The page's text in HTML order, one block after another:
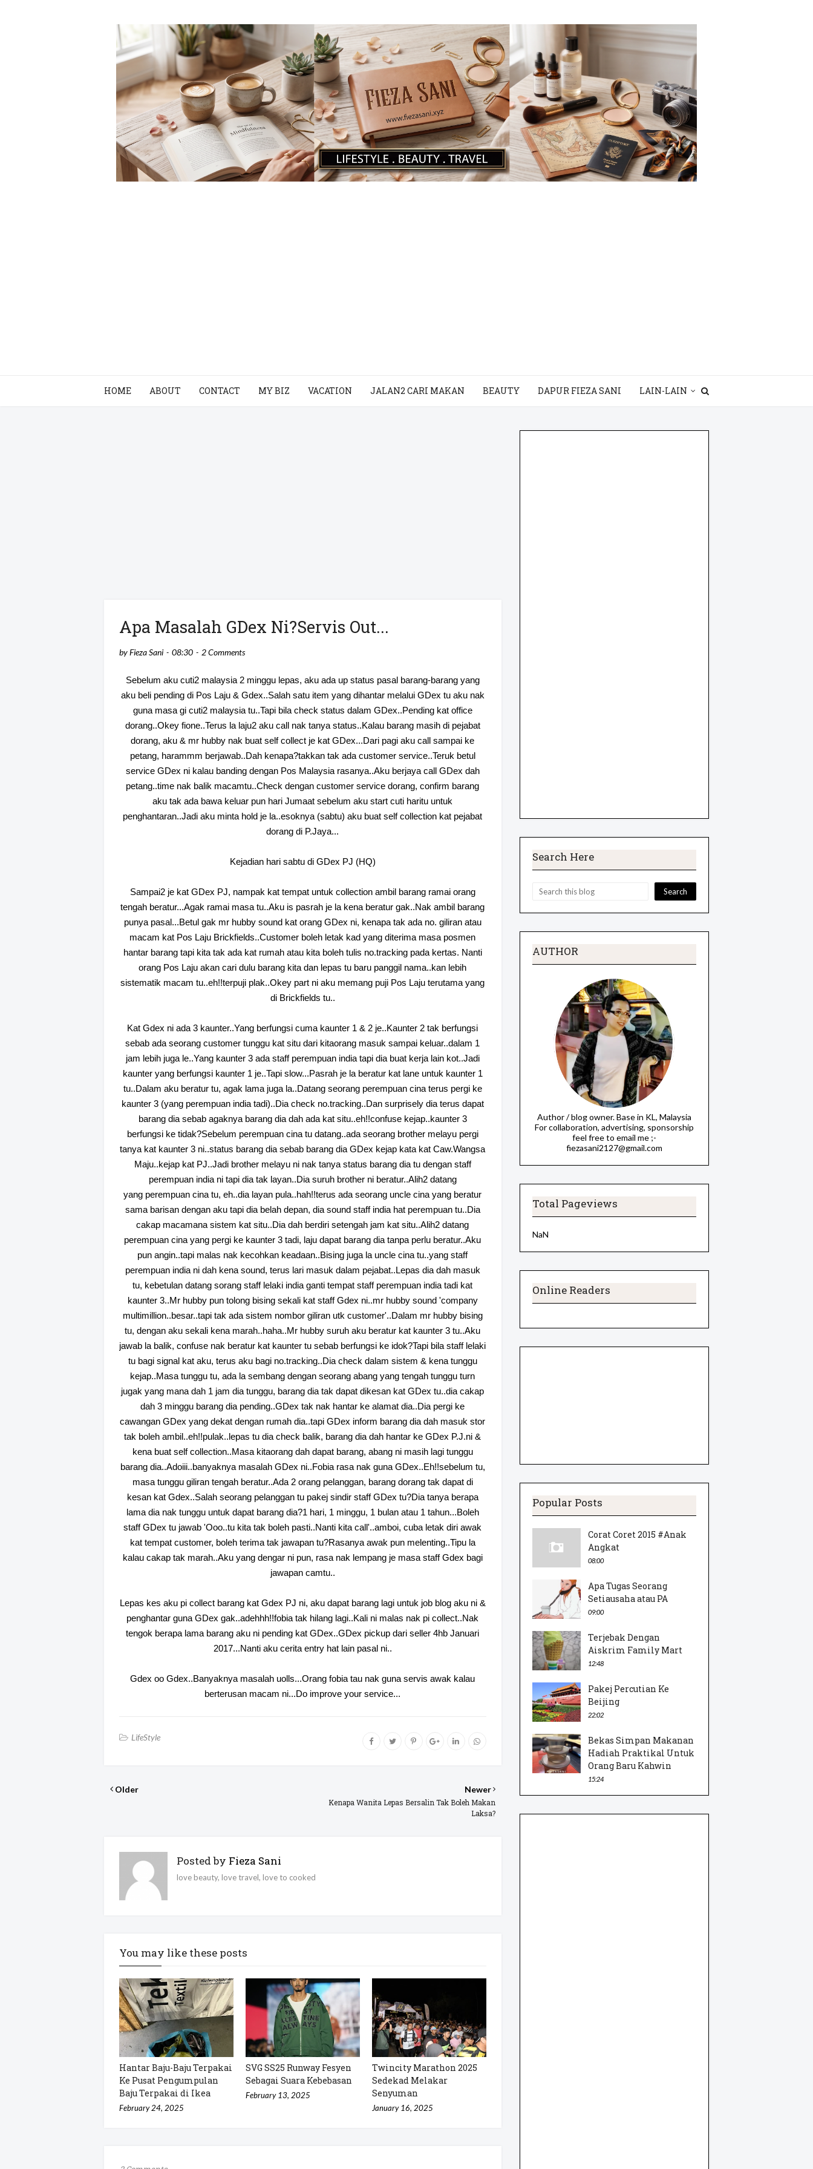
HOME ABOUT CONTACT MY BIZ VACATION JALAN2 CARI MAKAN BEAUTY DAPUR FIEZA SANI LAIN-LAIN
Apa Masalah GDex Ni?Servis Out...
byFieza Sani 08:30 2 Comments
Sebelum aku cuti2 malaysia 2 minggu lepas, aku ada up status pasal barang-barang yang
aku beli pending di Pos Laju & Gdex..Salah satu item yang dihantar melalui GDex tu aku nak
guna masa gi cuti2 malaysia tu..Tapi bila check status dalam GDex..Pending kat office
dorang..Okey fione..Terus la laju2 aku call nak tanya status..Kalau barang masih di pejabat
dorang, aku & mr hubby nak buat self collect je kat GDex...Dari pagi aku call sampai ke
petang, harammm berjawab..Dah kenapa?takkan tak ada customer service..Teruk betul
service GDex ni kalau banding dengan Pos Malaysia rasanya..Aku berjaya call GDex dah
petang..time nak balik macamtu..Check dengan customer service dorang, confirm barang
aku tak ada bawa keluar pun hari Jumaat sebelum aku start cuti haritu untuk
penghantaran..Jadi aku minta hold je la..esoknya (sabtu) aku buat self collection kat pejabat
dorang di P.Jaya...
Kejadian hari sabtu di GDex PJ (HQ)
Sampai2 je kat GDex PJ, nampak kat tempat untuk collection ambil barang ramai orang
tengah beratur...Agak ramai masa tu..Aku is pasrah je la kena beratur gak..Nak ambil barang
punya pasal...Betul gak mr hubby sound kat orang GDex ni, kenapa tak ada no. giliran atau
macam kat Pos Laju Brickfields..Customer boleh letak kad yang diterima masa posmen
hantar barang tapi kita tak ada kat rumah atau kita boleh tulis no.tracking pada kertas. Nanti
orang Pos Laju akan cari dulu barang kita dan lepas tu baru panggil nama..kan lebih
sistematik macam tu..eh!!terpuji plak..Okey part ni aku memang puji Pos Laju terutama yang
di Brickfields tu..
Kat Gdex ni ada 3 kaunter..Yang berfungsi cuma kaunter 1 & 2 je..Kaunter 2 tak berfungsi
sebab ada seorang customer tunggu kat situ dari kitaorang masuk sampai keluar..dalam 1
jam lebih juga le..Yang kaunter 3 ada staff perempuan india tapi dia buat kerja lain kot..Jadi
kaunter yang berfungsi kaunter 1 je..Tapi slow...Pasrah je la beratur kat lane untuk kaunter 1
tu..Dalam aku beratur tu, agak lama juga la..Datang seorang perempuan cina terus pergi ke
kaunter 3 (yang perempuan india tadi)..Dia check no.tracking..Dan surprisely dia terus dapat
barang dia sebab agaknya barang dia dah ada kat situ..eh!!confuse kejap..kaunter 3
berfungsi ke tidak?Sebelum perempuan cina tu datang..ada seorang brother melayu pergi
tanya kat kaunter 3 ni..status barang dia sebab barang dia GDex kejap kata kat Caw.Wangsa
Maju..kejap kat PJ..Jadi brother melayu ni nak tanya status barang dia tu dengan staff
perempuan india ni tapi dia tak layan..Dia suruh brother ni beratur..Alih2 datang
yang perempuancina tu, eh..dia layan pula..hah!!terus ada seorang uncle cina yang beratur
sama barisan dengan aku tapi dia belah depan, dia sound staff india hat perempuan tu..Dia
cakap macamana sistem kat situ..Dia dah berdiri setengah jam kat situ..Alih2 datang
perempuan cina yang pergi ke kaunter 3 tadi, laju dapat barang dia tanpa perlu beratur..Aku
pun angin..tapi malas nak kecohkan keadaan..Bising juga la uncle cina tu..yang staff
perempuan india ni dah kena sound, terus lari masuk dalam pejabat..Lepas dia dah masuk
tu, kebetulan datang sorang staff lelaki india ganti tempat staff perempuan india tadi kat
kaunter 3..Mr hubby pun tolong bising sekali kat staff Gdex ni..mr hubby sound 'company
multimillion..besar..tapi tak ada sistem nombor giliran utk customer'..Dalam mr hubby bising
tu, dengan aku sekali kena marah..haha..Mr hubby suruh aku beratur kat kaunter 3 tu..Aku
jawab la balik, confuse nak beratur kat kaunter tu sebab berfungsi ke idok?Tapi bila staff lelaki
tu bagi signal kat aku, terus aku bagi no.tracking..Dia check dalam sistem & kena tunggu
kejap..Masa tunggu tu, ada la sembang dengan seorang abang yang tengah tunggu turn
jugak yang mana dah 1 jam dia tunggu, barang dia tak dapat dikesan kat GDex tu..dia cakap
dah 3 minggu barang dia pending..GDex tak nak hantar ke alamat dia..Dia pergi ke
cawangan GDex yang dekat dengan rumah dia..tapi GDex inform barang dia dah masuk stor
tak boleh ambil..eh!!pulak..lepas tu dia check balik, barang dia dah hantar ke GDex P.J.ni &
kena buat self collection..Masa kitaorang dah dapat barang, abang ni masih lagi tunggu
barang dia..Adoiii..banyaknya masalah GDex ni..Fobia rasa nak guna GDex..Eh!!sebelum tu,
masa tunggu giliran tengah beratur..Ada 2 orang pelanggan, barang dorang tak dapat di
kesan kat Gdex..Salah seorang pelanggan tu pakej sindir staff GDex tu?Dia tanya berapa
lama dia nak tunggu untuk dapat barang dia?1 hari, 1 minggu, 1 bulan atau 1 tahun...Boleh
staff GDex tu jawab 'Ooo..tu kita tak boleh pasti..Nanti kita call'..amboi, cuba letak diri awak
kat tempat customer, boleh terima tak jawapan tu?Rasanya awak pun melenting..Tipu la
kalau cakap tak marah..Aku yang dengar ni pun, rasa nak lempang je masa staff Gdex bagi
jawapan camtu..
Lepas kes aku pi collect barang kat Gdex PJ ni, aku dapat barang lagi untuk job blog aku ni &
penghantar guna GDex gak..adehhh!!fobia tak hilang lagi..Kali ni malas nak pi collect..Nak
tengok berapa lama barang aku ni pending kat GDex..GDex pickup dari seller 4hb Januari
2017...Nanti aku cerita entry hat lain pasal ni..
Gdex oo Gdex..Banyaknya masalah uolls...Orang fobia tau nak guna servis awak kalau
berterusan macam ni...Do improve your service...
LifeStyle
Newer
Kenapa Wanita Lepas Bersalin Tak Boleh Makan
Laksa?
Older
Posted by Fieza Sani
love beauty, love travel, love to cooked
You may like these posts
Hantar Baju-Baju Terpakai
Ke Pusat Pengumpulan
Baju Terpakai di Ikea
February 24, 2025
SVG SS25 Runway Fesyen
Sebagai Suara Kebebasan
February 13, 2025
Twincity Marathon 2025
Sedekad Melakar
Senyuman
January 16, 2025
Search Here
AUTHOR
Author / blog owner. Base in KL, Malaysia
For collaboration, advertising, sponsorship
feel free to email me ;-
fiezasani2127@gmail.com
Total Pageviews
NaN
Online Readers
Popular Posts
Corat Coret 2015 #Anak
Angkat
08:00
Apa Tugas Seorang
Setiausaha atau PA
09:00
Terjebak Dengan
Aiskrim Family Mart
12:48
Pakej Percutian Ke
Beijing
22:02
Bekas Simpan Makanan
Hadiah Praktikal Untuk
Orang Baru Kahwin
15:24